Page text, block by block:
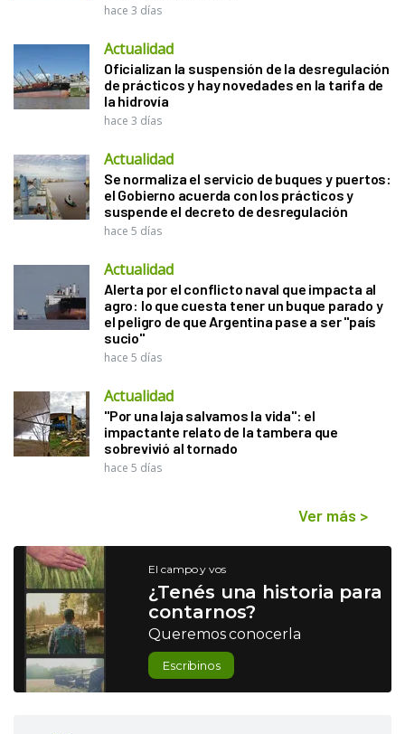
hace 3 días
Actualidad
Oficializan la suspensión de la desregulación
de prácticos y hay novedades en la tarifa de
la hidrovía
hace 3 días
Actualidad
Se normaliza el servicio de buques y puertos:
el Gobierno acuerda con los prácticos y
suspende el decreto de desregulación
hace 5 días
Actualidad
Alerta por el conflicto naval que impacta al
agro: lo que cuesta tener un buque parado y
el peligro de que Argentina pase a ser "país
sucio"
hace 5 días
Actualidad
"Por una laja salvamos la vida": el
impactante relato de la tambera que
sobrevivió al tornado
hace 5 días
Ver más >
El campo y vos
¿Tenés una historia para
contarnos?
Queremos conocerla
Escribinos